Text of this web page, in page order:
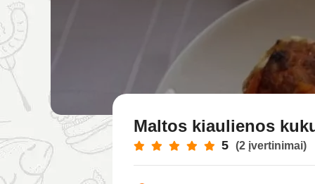
Maltos kiaulienos
5 (2 įvertinimai)